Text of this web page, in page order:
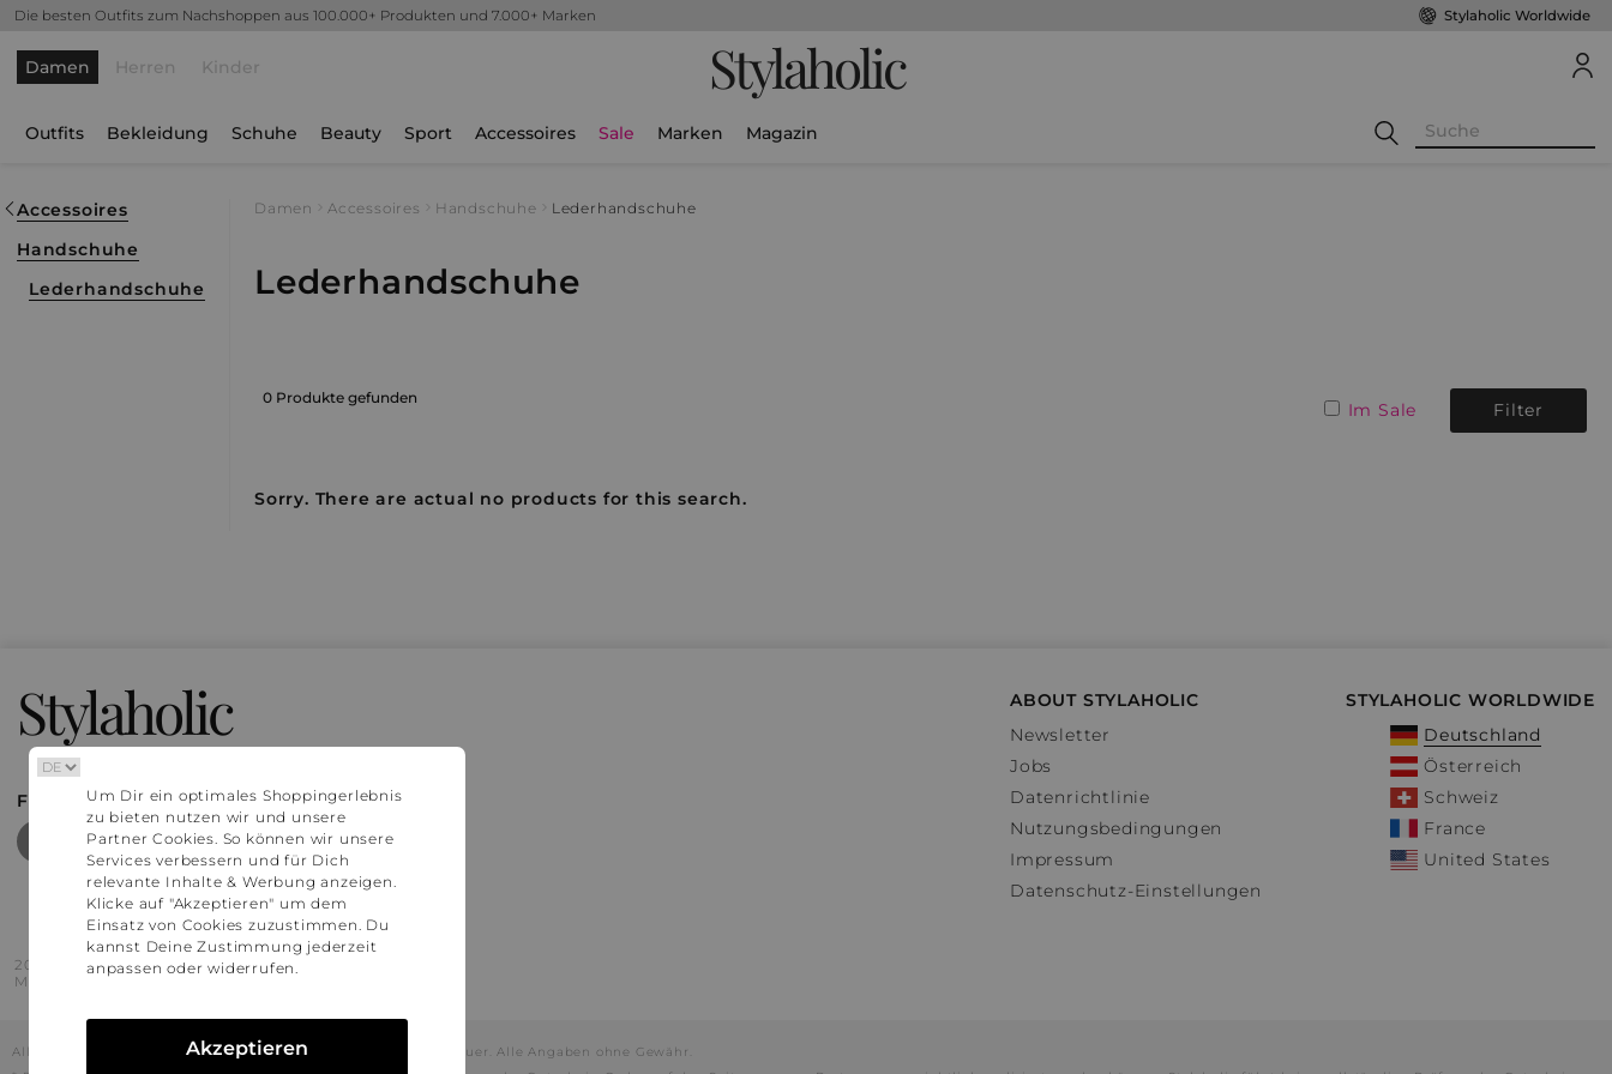
Die besten Outfits zum Nachshoppen aus 100.000+ Produkten und 7.000+ Marken Stylaholic Worldwide
Damen Herren Kinder Stylaholic
Outfits Bekleidung Schuhe Beauty Sport Accessoires Sale Marken Magazin
Accessoires
Handschuhe
Lederhandschuhe
Damen Accessoires Handschuhe Lederhandschuhe
Lederhandschuhe
0 Produkte gefunden
Im Sale Filter
Sorry. There are actual no products for this search.
Stylaholic
FIND MORE INSPIRATION
ABOUT STYLAHOLIC
Newsletter
Jobs
Datenrichtlinie
Nutzungsbedingungen
Impressum
Datenschutz-Einstellungen
STYLAHOLIC WORLDWIDE
Deutschland
Österreich
Schweiz
France
United States
2016 - 2026 © Stylaholic.
Made for you with love in munich.
Alle Preise inkl. der jeweils geltenden gesetzlichen Mehrwertsteuer. Alle Angaben ohne Gewähr.
Um Dir ein optimales Shoppingerlebnis
zu bieten nutzen wir und unsere
Partner Cookies. So können wir unsere
Services verbessern und für Dich
relevante Inhalte & Werbung anzeigen.
Klicke auf "Akzeptieren" um dem
Einsatz von Cookies zuzustimmen. Du
kannst Deine Zustimmung jederzeit
anpassen oder widerrufen.
Akzeptieren